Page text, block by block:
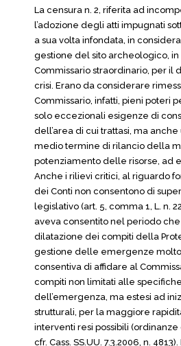
La censura n. 2, riferita ad
l’adozione degli atti impugnati
a sua volta infondata, in
gestione del sito archeologico,
Commissario straordinario, per il
crisi. Erano da considerare
Commissario, infatti, pieni poteri
solo eccezionali esigenze di
dell’area di cui trattasi, ma
medio termine di rilancio della
potenziamento delle risorse, ad
Anche i rilievi critici, al riguardo
dei Conti non consentono di
legislativo (art. 5, comma 1, L. n.
aveva consentito nel periodo
dilatazione dei compiti della
gestione delle emergenze
consentiva di affidare al
compiti non limitati alle
dell’emergenza, ma estesi ad
strutturali, per la maggiore
interventi resi possibili (ordinanze
cfr. Cass. SS.UU. 7.3.2006, n.